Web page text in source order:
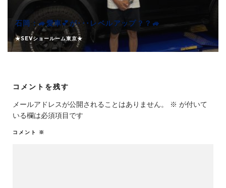
石岡：🚙愛車💕が･･･レベルアップ？？🚙
★SEVショールーム東京★
コメントを残す
メールアドレスが公開されることはありません。 ※ が付いて
いる欄は必須項目です
コメント ※